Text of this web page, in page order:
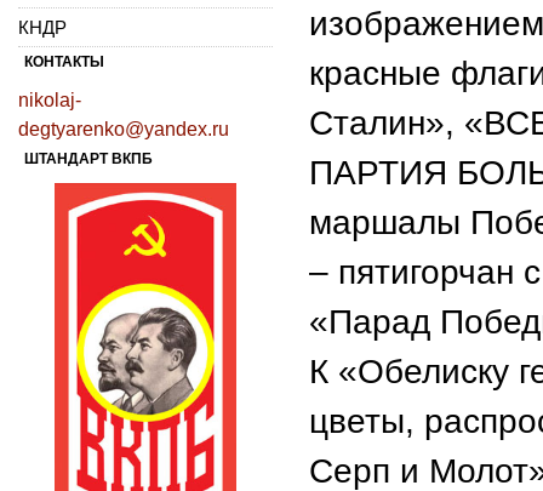
красные
Сталин»,
ПАРТИЯ
маршалы
– пятигорчан
«Парад
К «Обелиску
цветы,
Серп и
КНДР
КОНТАКТЫ
nikolaj-
degtyarenko@yandex.ru
ШТАНДАРТ ВКПБ